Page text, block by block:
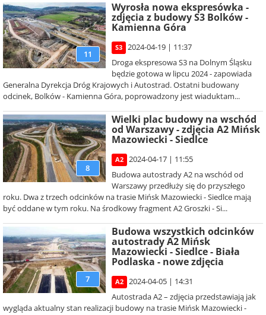
11
Wyrosła nowa ekspresówka -
zdjęcia z budowy S3 Bolków -
Kamienna Góra
S3
2024-04-19 | 11:37
Droga ekspresowa S3 na Dolnym Śląsku
będzie gotowa w lipcu 2024 - zapowiada
Generalna Dyrekcja Dróg Krajowych i Autostrad. Ostatni budowany
odcinek, Bolków - Kamienna Góra, poprowadzony jest wiaduktam...
8
Wielki plac budowy na wschód
od Warszawy - zdjęcia A2 Mińsk
Mazowiecki - Siedlce
A2
2024-04-17 | 11:55
Budowa autostrady A2 na wschód od
Warszawy przedłuży się do przyszłego
roku. Dwa z trzech odcinków na trasie Mińsk Mazowiecki - Siedlce mają
być oddane w tym roku. Na środkowy fragment A2 Groszki - Si...
7
Budowa wszystkich odcinków
autostrady A2 Mińsk
Mazowiecki - Siedlce - Biała
Podlaska - nowe zdjęcia
A2
2024-04-05 | 14:31
Autostrada A2 – zdjęcia przedstawiają jak
wygląda aktualny stan realizacji budowy na trasie Mińsk Mazowiecki -